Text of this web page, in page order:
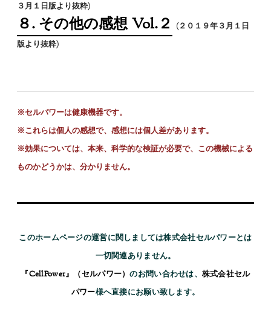
３月１日版より抜粋)
８. その他の感想 Vol.２
(２０１９年３月１日
版より抜粋)
※セルパワーは健康機器です。
※これらは個人の感想で、感想には個人差があります。
※効果については、本来、科学的な検証が必要で、この機械による
ものかどうかは、分かりません。
このホームページの運営に関しましては株式会社セルパワーとは
一切関連ありません。
『CellPower』（セルパワー）のお問い合わせは、 株式会社セル
パワー様へ直接にお願い致します。